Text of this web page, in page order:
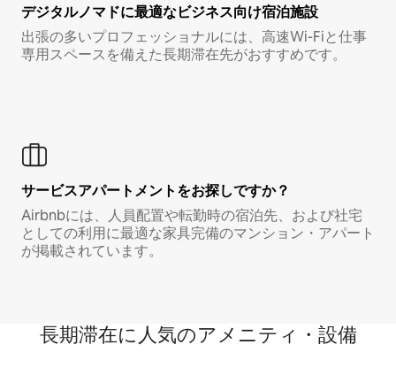
デジタルノマド⁠に最⁠適⁠なビ⁠ジ⁠ネ⁠ス⁠向⁠け宿⁠泊⁠施⁠設
出張の多いプロフェッショナルには、高速Wi-Fiと仕事
専用スペースを備えた長期滞在先がおすすめです。
サービスアパートメントをお探しですか？
Airbnbには、人員配置や転勤時の宿泊先、および社宅
としての利用に最適な家具完備のマンション・アパート
が掲載されています。
長期滞在に人気のアメニティ・設備